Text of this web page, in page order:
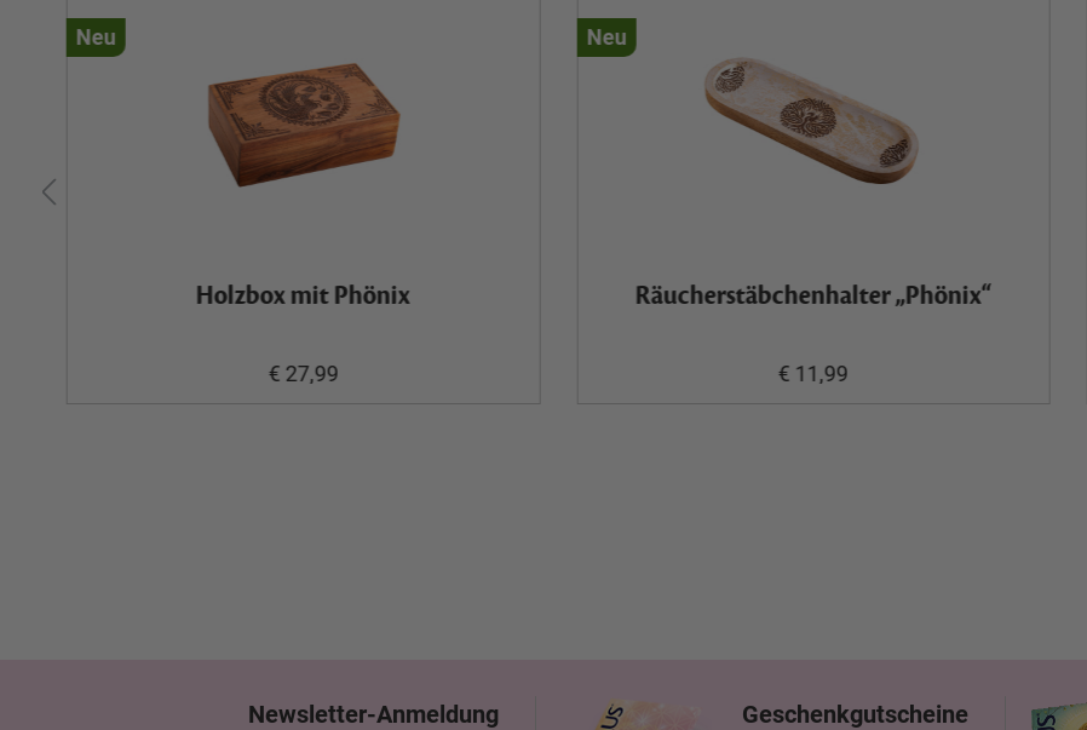
Neu
Holzbox mit Phönix
€ 27,99
Neu
Räucherstäbchenhalter „Phönix“
€ 11,99
Newsletter-Anmeldung Geschenkgutscheine